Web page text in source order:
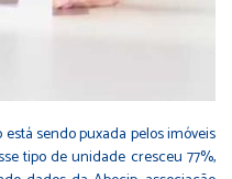
sendo puxada pelos imóveis
tipo de unidade cresceu 77%,